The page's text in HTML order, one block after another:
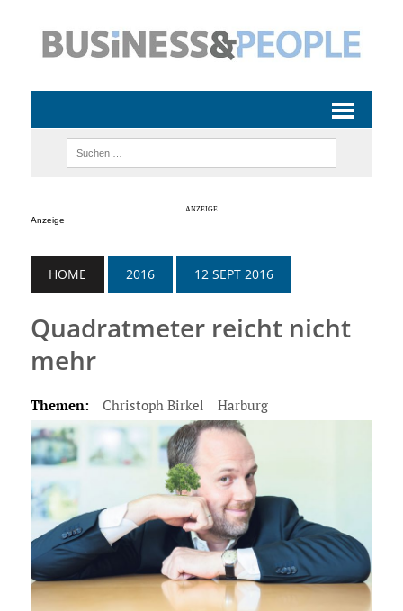
Anzeige
HOME 2016 12 SEPT 2016
Quadratmeter reicht nicht
mehr
Themen: Christoph Birkel Harburg